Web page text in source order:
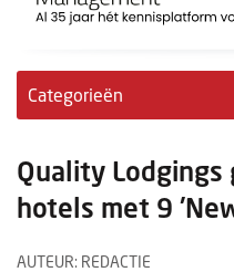
Categorieën
Hotelovernames
Quality
hotels met 9
AUTEUR: REDACTIE